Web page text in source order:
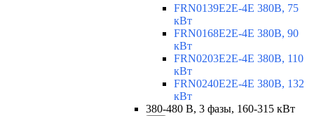
FRN0139E2E-4E 380В, 75
кВт
FRN0168E2E-4E 380В, 90
кВт
FRN0203E2E-4E 380В, 110
кВт
FRN0240E2E-4E 380В, 132
кВт
380-480 В, 3 фазы, 160-315 кВт